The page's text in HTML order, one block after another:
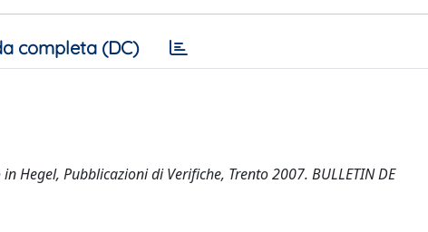
completa (DC)
Hegel, Pubblicazioni di Verifiche, Trento 2007. BULLETIN DE